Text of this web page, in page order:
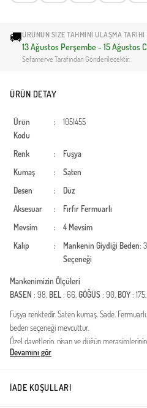
🚚ÜRÜNÜN SIZE TAHMINI ULAŞMA TARIHI
13 Ağustos Perşembe - 15 Ağustos
Sefamerve Tarafından Gönderilecektir.
ÜRÜN DETAY
Ürün
Kodu
: 1051455
Renk :
Fuşya
Kumaş
:
Saten
Desen
:
Düz
Aksesuar
: Fırfır Fermuarlı
Mevsim
:
4 Mevsim
Kalıp
: Mankenin Giydiği Beden:
Seçeneği
Mankenimizin Ölçüleri
BASEN : 98, BEL: 66,GÖĞÜS: 90, BOY: 175,
Fuşya renktedir. Saten kumaş. Sade.
beden seçeneği mevcuttur.
Özel davetlerin, nişan ve düğün
zarafeti ve asaleti bir arada sunuyor. Saten
örneklerinden biridir. İçeriğinde kullanılan
sağlarken estetik görünümden ödün
Devamını gör
İADE KOŞULLARI